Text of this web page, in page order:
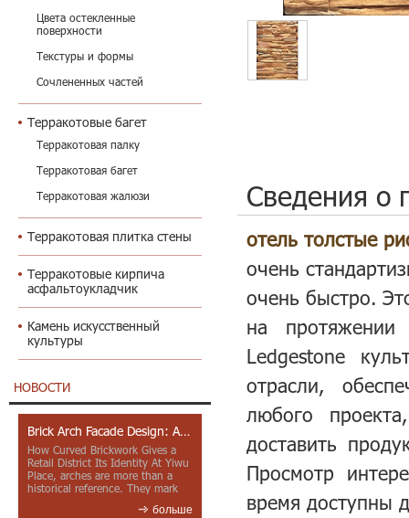
Цвета остекленные
поверхности
Текстуры и формы
Сочлененных частей
Терракотовые багет
Терракотовая палку
Терракотовая багет
Терракотовая жалюзи
Терракотовая плитка стены
Терракотовые кирпича
асфальтоукладчик
Камень искусственный
культуры
НОВОСТИ
Brick Arch Facade Design: A Closer Look at Yiwu Place
How Curved Brickwork Gives a
Retail District Its Identity At Yiwu
Place, arches are more than a
historical reference. They mark
больше
Сведения о
отель толстые
очень
очень быстро.
на
Ledgestone
отрасли,
любого
доставить
Просмотр
время доступны